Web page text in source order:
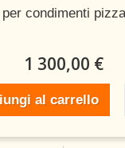
condimenti
1 300,00 €
al carrello